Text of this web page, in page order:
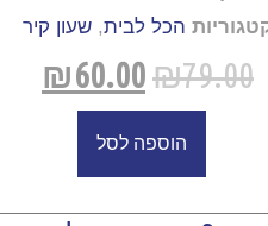
הכל לבית, שעון קיר
₪79.00
₪60.00
הוספה לסל